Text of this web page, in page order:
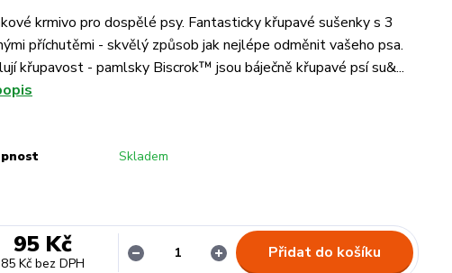
krmivo pro dospělé psy. Fantasticky křupavé sušenky s 3
příchutěmi - skvělý způsob jak nejlépe odměnit vašeho psa.
křupavost - pamlsky Biscrok™ jsou báječně křupavé psí su&...
Skladem
95 Kč
85 Kč bez DPH
Přidat do košíku